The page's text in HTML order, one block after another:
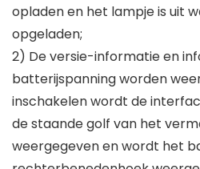
opladen en het lampje is uit
opgeladen;
2) De versie-informatie en
batterijspanning worden
inschakelen wordt de
de staande golf van het
weergegeven en wordt het